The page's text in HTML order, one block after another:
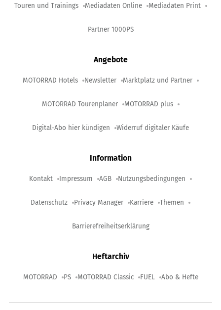
Touren und Trainings Mediadaten Online Mediadaten Print
Partner 1000PS
Angebote
MOTORRAD Hotels Newsletter Marktplatz und Partner
MOTORRAD Tourenplaner MOTORRAD plus
Digital-Abo hier kündigen Widerruf digitaler Käufe
Information
Kontakt Impressum AGB Nutzungsbedingungen
Datenschutz Privacy Manager Karriere Themen
Barrierefreiheitserklärung
Heftarchiv
MOTORRAD PS MOTORRAD Classic FUEL Abo & Hefte